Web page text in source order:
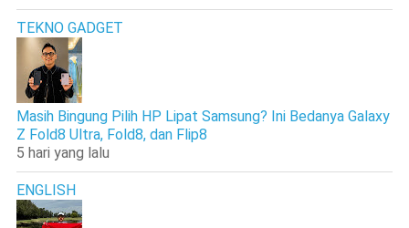
TEKNO GADGET
Masih Bingung Pilih HP Lipat Samsung? Ini Bedanya Galaxy
Z Fold8 Ultra, Fold8, dan Flip8
5 hari yang lalu
ENGLISH